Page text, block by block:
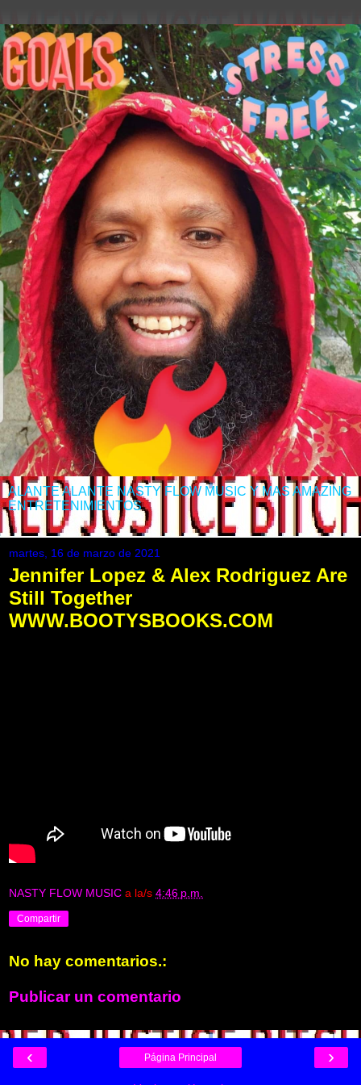
ALANTE ALANTE NASTY FLOW MUSIC Y MAS AMAZING
ENTRETENIMIENTOS
martes, 16 de marzo de 2021
Jennifer Lopez & Alex Rodriguez Are
Still Together
WWW.BOOTYSBOOKS.COM
NASTY FLOW MUSIC a la/s 4:46 p.m.
Compartir
No hay comentarios.:
Publicar un comentario
‹ ›
Página Principal